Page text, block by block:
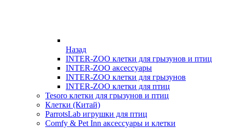
Назад
INTER-ZOO клетки для грызунов и птиц
INTER-ZOO аксессуары
INTER-ZOO клетки для грызунов
INTER-ZOO клетки для птиц
Tesoro клетки для грызунов и птиц
Клетки (Китай)
ParrotsLab игрушки для птиц
Comfy & Pet Inn аксессуары и клетки